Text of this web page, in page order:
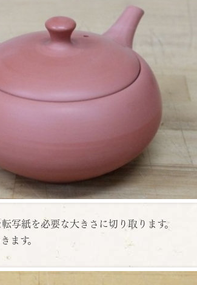
写紙を必要な大きさに切り取ります。
ます。